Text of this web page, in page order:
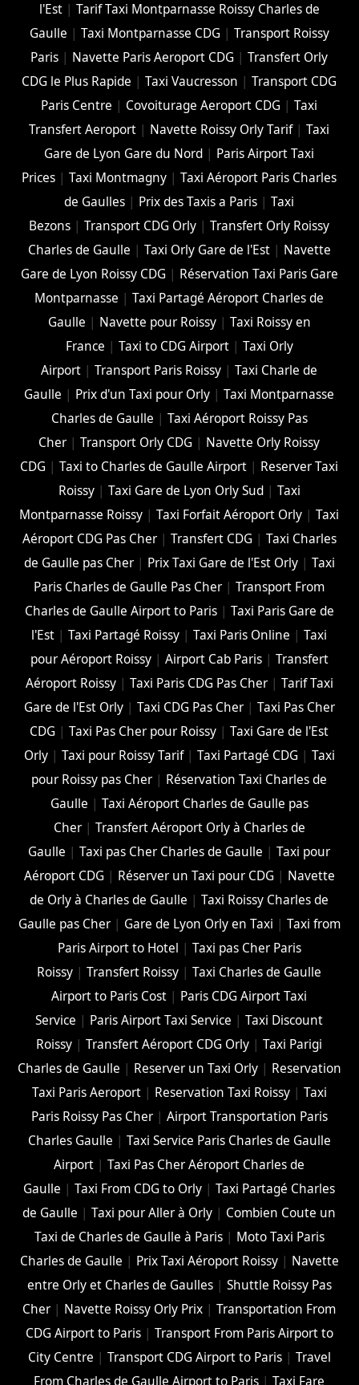
l'Est| Tarif Taxi Montparnasse Roissy Charles de
Gaulle | Taxi Montparnasse CDG | Transport Roissy
Paris | Navette Paris Aeroport CDG |Transfert Orly
CDG le Plus Rapide |Taxi Vaucresson |Transport CDG
Paris Centre | Covoiturage Aeroport CDG |Taxi
Transfert Aeroport | Navette Roissy Orly Tarif|Taxi
Gare de Lyon Gare du Nord | Paris Airport Taxi
Prices |Taxi Montmagny |Taxi Aéroport Paris Charles
de Gaulles | Prix des Taxis a Paris |Taxi
Bezons |Transport CDG Orly |Transfert Orly Roissy
Charles de Gaulle | Taxi Orly Gare de l'Est| Navette
Gare de Lyon Roissy CDG | Réservation Taxi Paris Gare
Montparnasse |Taxi Partagé Aéroport Charles de
Gaulle | Navette pour Roissy| Taxi Roissy en
France | Taxi to CDG Airport| Taxi Orly
Airport |Transport Paris Roissy |Taxi Charle de
Gaulle | Prix d'un Taxi pour Orly |Taxi Montparnasse
Charles de Gaulle | Taxi Aéroport Roissy Pas
Cher |Transport Orly CDG | Navette Orly Roissy
CDG |Taxi to Charles de Gaulle Airport | Reserver Taxi
Roissy| Taxi Gare de Lyon Orly Sud| Taxi
Montparnasse Roissy |Taxi Forfait Aéroport Orly |Taxi
Aéroport CDG Pas Cher| Transfert CDG | Taxi Charles
de Gaulle pas Cher| Prix Taxi Gare de l'Est Orly| Taxi
Paris Charles de Gaulle Pas Cher |Transport From
Charles de Gaulle Airport to Paris| Taxi Paris Gare de
l'Est |Taxi Partagé Roissy |Taxi Paris Online |Taxi
pour Aéroport Roissy| Airport Cab Paris| Transfert
Aéroport Roissy| Taxi Paris CDG Pas Cher| Tarif Taxi
Gare de l'Est Orly| Taxi CDG Pas Cher| Taxi Pas Cher
CDG |Taxi Pas Cher pour Roissy |Taxi Gare de l'Est
Orly| Taxi pour Roissy Tarif| Taxi Partagé CDG | Taxi
pour Roissy pas Cher | Réservation Taxi Charles de
Gaulle | Taxi Aéroport Charles de Gaulle pas
Cher| Transfert Aéroport Orly à Charles de
Gaulle |Taxi pas Cher Charles de Gaulle |Taxi pour
Aéroport CDG | Réserver un Taxi pour CDG | Navette
de Orly à Charles de Gaulle |Taxi Roissy Charles de
Gaulle pas Cher| Gare de Lyon Orly en Taxi | Taxi from
Paris Airport to Hotel | Taxi pas Cher Paris
Roissy |Transfert Roissy |Taxi Charles de Gaulle
Airport to Paris Cost | Paris CDG Airport Taxi
Service | Paris Airport Taxi Service |Taxi Discount
Roissy |Transfert Aéroport CDG Orly |Taxi Parigi
Charles de Gaulle | Reserver un Taxi Orly| Reservation
Taxi Paris Aeroport| Reservation Taxi Roissy| Taxi
Paris Roissy Pas Cher| Airport Transportation Paris
Charles Gaulle | Taxi Service Paris Charles de Gaulle
Airport |Taxi Pas Cher Aéroport Charles de
Gaulle |Taxi From CDG to Orly |Taxi Partagé Charles
de Gaulle |Taxi pour Aller à Orly | Combien Coute un
Taxi de Charles de Gaulle à Paris| Moto Taxi Paris
Charles de Gaulle | Prix Taxi Aéroport Roissy| Navette
entre Orly et Charles de Gaulles| Shuttle Roissy Pas
Cher | Navette Roissy Orly Prix |Transportation From
CDG Airport to Paris| Transport From Paris Airport to
City Centre | Transport CDG Airport to Paris| Travel
From Charles de Gaulle Airport to Paris |Taxi Fare